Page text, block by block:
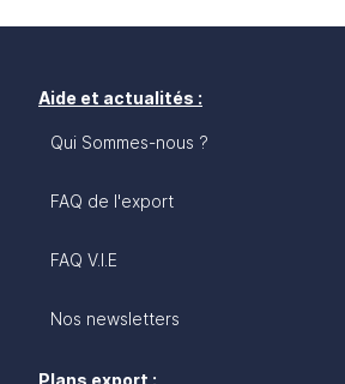
Aide et actualités :
Qui Sommes-nous ?
FAQ de l'export
FAQ V.I.E
Nos newsletters
Plans export :